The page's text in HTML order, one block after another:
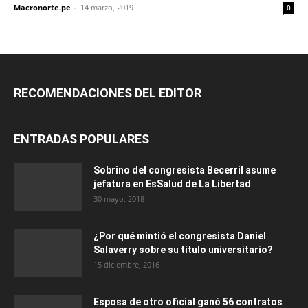
Macronorte.pe - 14 marzo, 2019 0
RECOMENDACIONES DEL EDITOR
ENTRADAS POPULARES
Sobrino del congresista Becerril asume
jefatura en EsSalud de La Libertad
30 mayo, 2018
¿Por qué mintió el congresista Daniel
Salaverry sobre su título universitario?
15 diciembre, 2016
Esposa de otro oficial ganó 56 contratos